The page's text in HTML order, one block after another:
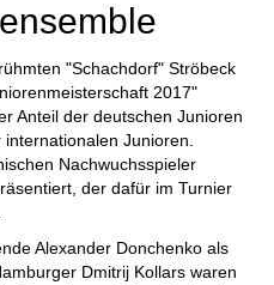
"Schachdorf" Ströbeck
2017"
Anteil der deutschen Junioren
Junioren.
Nachwuchsspieler
der dafür im Turnier
Alexander Donchenko als
Dmitrij Kollars waren